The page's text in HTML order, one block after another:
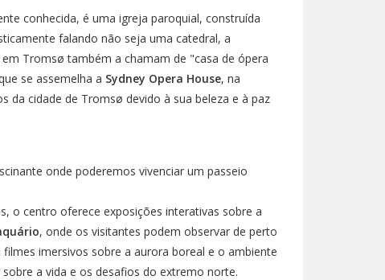
conhecida, é uma igreja paroquial, construída
falando não seja uma catedral, a
Tromsø também a chamam de "casa de ópera
se assemelha a Sydney Opera House, na
da cidade de Tromsø devido à sua beleza e à paz
onde poderemos vivenciar um passeio
o centro oferece exposições interativas sobre a
, onde os visitantes podem observar de perto
imersivos sobre a aurora boreal e o ambiente
a vida e os desafios do extremo norte.